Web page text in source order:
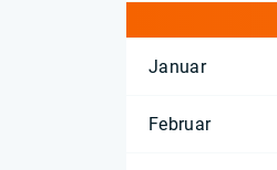
Januar
Februar